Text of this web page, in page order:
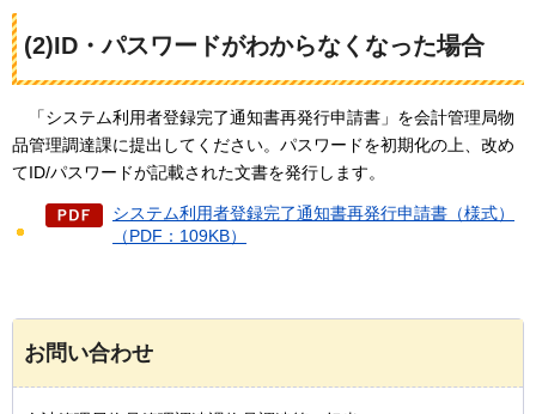
(2)ID・パスワードがわからなくなった場合
「システム利用者登録完了通知書再発行申請書」を会計管理局物
品管理調達課に提出してください。パスワードを初期化の上、改め
てID/パスワードが記載された文書を発行します。
システム利用者登録完了通知書再発行申請書（様式）
（PDF：109KB）
お問い合わせ